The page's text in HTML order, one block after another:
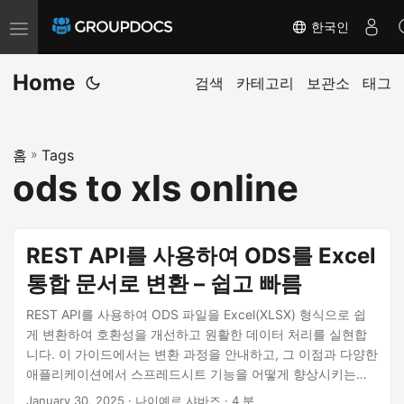
T
o
g
e
n
a
한국인
Home 검색 카테고리 보관소 태그
홈 » Tags
ods to xls online
REST API를 사용하여 ODS를 Excel
통합 문서로 변환 – 쉽고 빠름
REST API를 사용하여 ODS 파일을 Excel(XLSX) 형식으로 쉽
게 변환하여 호환성을 개선하고 원활한 데이터 처리를 실현합
니다. 이 가이드에서는 변환 과정을 안내하고, 그 이점과 다양한
애플리케이션에서 스프레드시트 기능을 어떻게 향상시키는지
강조합니다.
January 30, 2025 · 나이예르 샤바즈 · 4 분